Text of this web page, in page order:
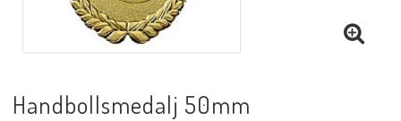
Handbollsmedalj 50mm